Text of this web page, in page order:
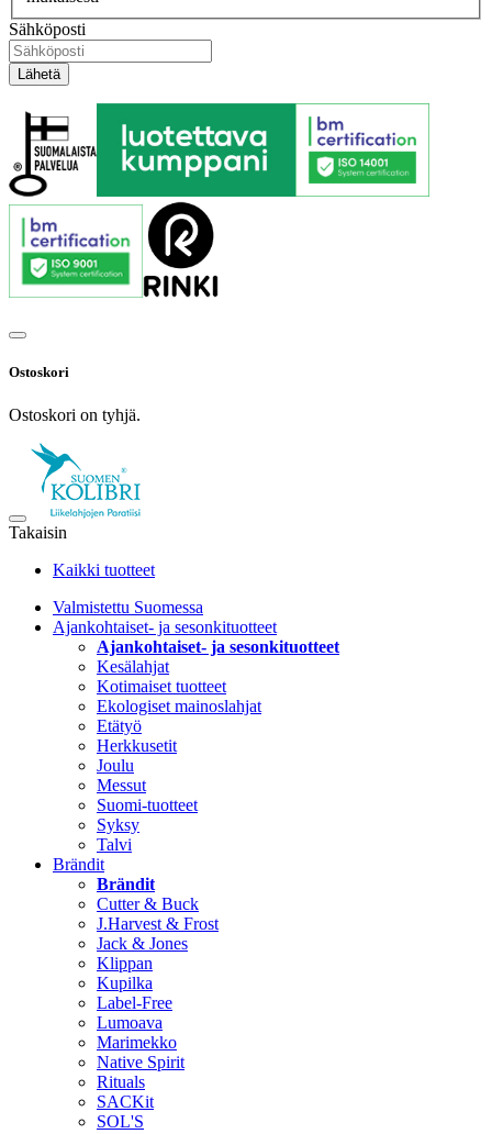
Sähköposti
Ostoskori
Ostoskori on tyhjä.
Takaisin
Kaikki tuotteet
Valmistettu Suomessa
Ajankohtaiset- ja sesonkituotteet
Ajankohtaiset- ja sesonkituotteet
Kesälahjat
Kotimaiset tuotteet
Ekologiset mainoslahjat
Etätyö
Herkkusetit
Joulu
Messut
Suomi-tuotteet
Syksy
Talvi
Brändit
Brändit
Cutter & Buck
J.Harvest & Frost
Jack & Jones
Klippan
Kupilka
Label-Free
Lumoava
Marimekko
Native Spirit
Rituals
SACKit
SOL'S